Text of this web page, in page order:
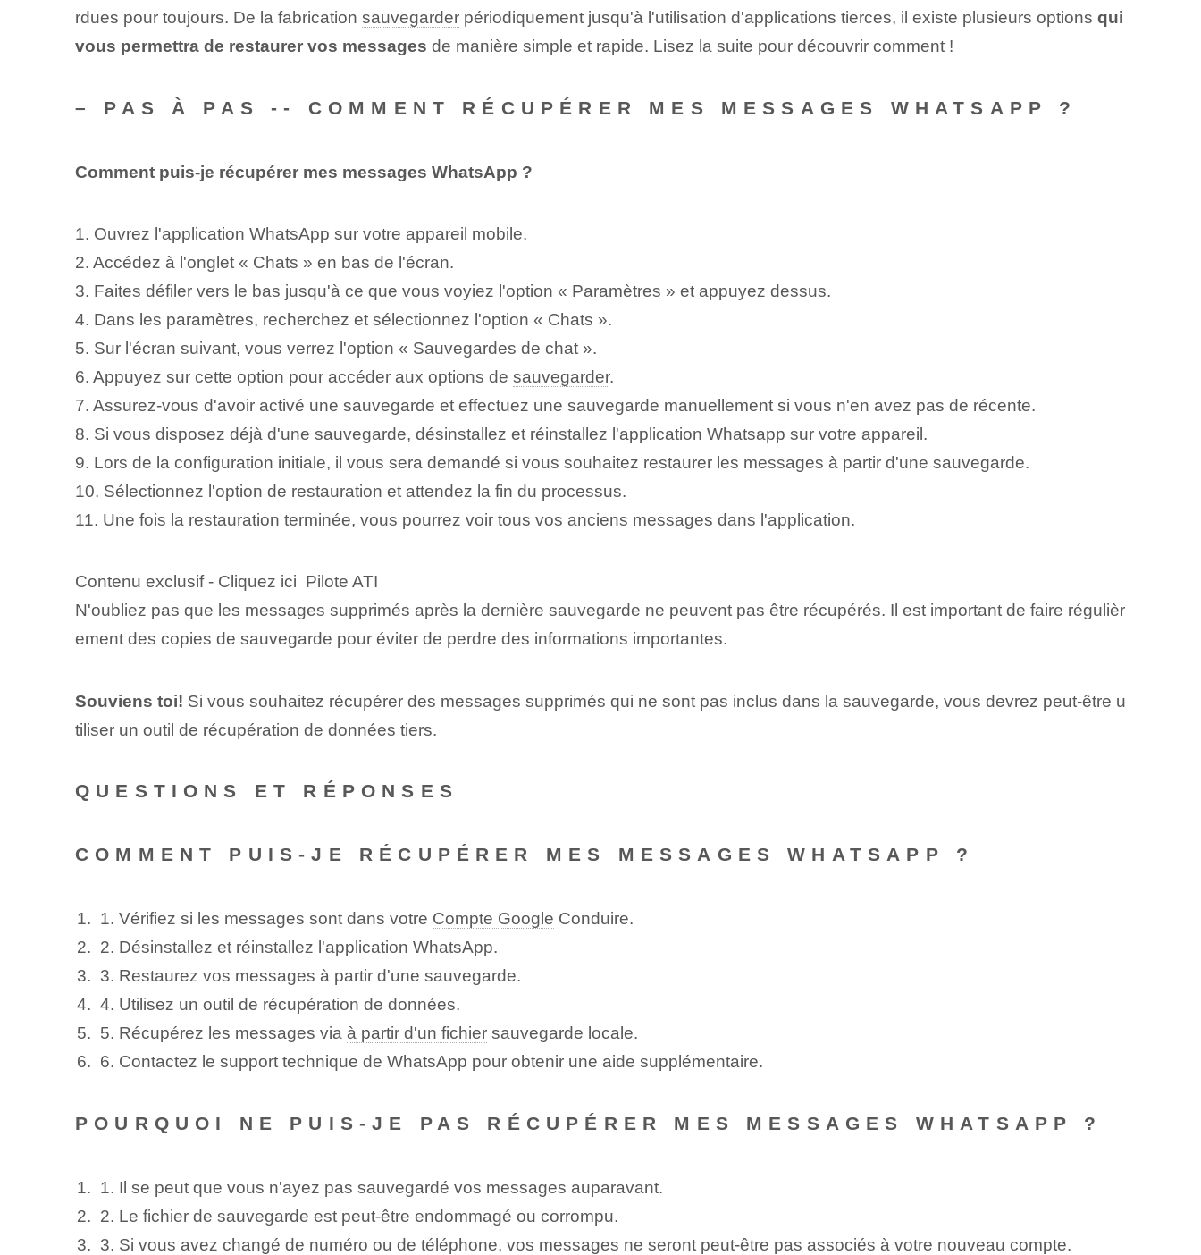
rdues pour toujours. De la fabrication sauvegarderpériodiquement jusqu'à l'utilisation d'applications tierces, il existe plusieurs options qui
vous permettra de restaurer vos messages de manière simple et rapide. Lisez la suite pour découvrir comment !
– PAS À PAS -- COMMENT RÉCUPÉRER MES MESSAGES WHATSAPP ?
Comment puis-je récupérer mes messages WhatsApp ?
1. Ouvrez l'application WhatsApp sur votre appareil mobile.
2. Accédez à l'onglet « Chats » en bas de l'écran.
3. Faites défiler vers le bas jusqu'à ce que vous voyiez l'option « Paramètres » et appuyez dessus.
4. Dans les paramètres, recherchez et sélectionnez l'option « Chats ».
5. Sur l'écran suivant, vous verrez l'option « Sauvegardes de chat ».
6. Appuyez sur cette option pour accéder aux options de sauvegarder.
7. Assurez-vous d'avoir activé une sauvegarde et effectuez une sauvegarde manuellement si vous n'en avez pas de récente.
8. Si vous disposez déjà d'une sauvegarde, désinstallez et réinstallez l'application Whatsapp sur votre appareil.
9. Lors de la configuration initiale, il vous sera demandé si vous souhaitez restaurer les messages à partir d'une sauvegarde.
10. Sélectionnez l'option de restauration et attendez la fin du processus.
11. Une fois la restauration terminée, vous pourrez voir tous vos anciens messages dans l'application.
Contenu exclusif - Cliquez ici Pilote ATI
N'oubliez pas que les messages supprimés après la dernière sauvegarde ne peuvent pas être récupérés. Il est important de faire régulièr
ement des copies de sauvegarde pour éviter de perdre des informations importantes.
Souviens toi! Si vous souhaitez récupérer des messages supprimés qui ne sont pas inclus dans la sauvegarde, vous devrez peut-être u
tiliser un outil de récupération de données tiers.
QUESTIONS ET RÉPONSES
COMMENT PUIS-JE RÉCUPÉRER MES MESSAGES WHATSAPP ?
1. Vérifiez si les messages sont dans votre Compte Google Conduire.
2. Désinstallez et réinstallez l'application WhatsApp.
3. Restaurez vos messages à partir d'une sauvegarde.
4. Utilisez un outil de récupération de données.
5. Récupérez les messages via à partir d'un fichiersauvegarde locale.
6. Contactez le support technique de WhatsApp pour obtenir une aide supplémentaire.
POURQUOI NE PUIS-JE PAS RÉCUPÉRER MES MESSAGES WHATSAPP ?
1. Il se peut que vous n'ayez pas sauvegardé vos messages auparavant.
2. Le fichier de sauvegarde est peut-être endommagé ou corrompu.
3. Si vous avez changé de numéro ou de téléphone, vos messages ne seront peut-être pas associés à votre nouveau compte.